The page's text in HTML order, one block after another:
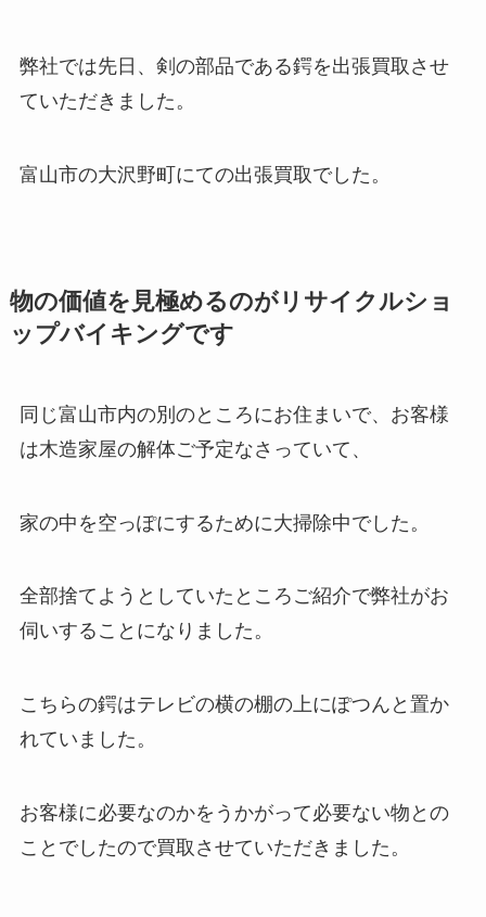
弊社では先日、剣の部品である鍔を出張買取させ
ていただきました。
富山市の大沢野町にての出張買取でした。
物の価値を見極めるのがリサイクルショ
ップバイキングです
同じ富山市内の別のところにお住まいで、お客様
は木造家屋の解体ご予定なさっていて、
家の中を空っぽにするために大掃除中でした。
全部捨てようとしていたところご紹介で弊社がお
伺いすることになりました。
こちらの鍔はテレビの横の棚の上にぽつんと置か
れていました。
お客様に必要なのかをうかがって必要ない物との
ことでしたので買取させていただきました。